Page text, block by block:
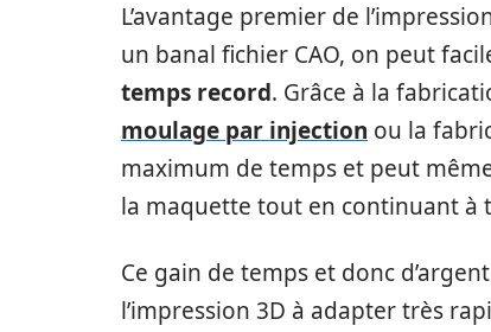
L’avantage premier de
un banal fichier CAO, on peut
temps record. Grâce à la
moulage par injection ou la
maximum de temps et peut
la maquette tout en continuant à
Ce gain de temps et donc
l’impression 3D à adapter très